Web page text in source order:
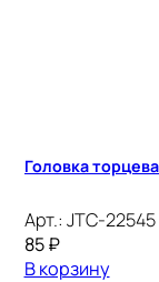
Головка
Арт.: JTC-22545
85₽
В корзину